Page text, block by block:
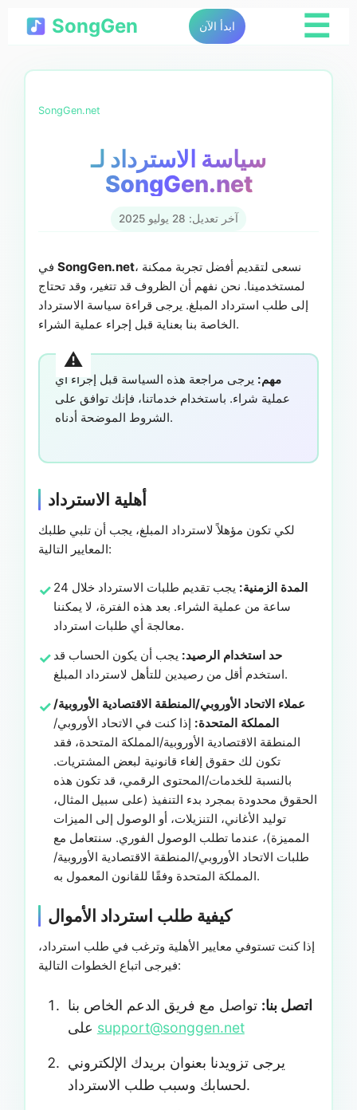
SongGen ابدأ الآن ☰
SongGen.net
سياسة الاسترداد لـ
SongGen.net
آخر تعديل: 28 يوليو 2025
SongGen.net، نسعى لتقديم أفضل تجربة ممكنة
لمستخدمينا. نحن نفهم أن الظروف قد تتغير، وقد تحتاج
إلى طلب استرداد المبلغ. يرجى قراءة سياسة الاسترداد
الخاصة بنا بعناية قبل إجراء عملية الشراء.
مهم: يرجى مراجعة هذه السياسة قبل إجراء أي
عملية شراء. باستخدام خدماتنا، فإنك توافق على
الشروط الموضحة أدناه.
أهلية الاسترداد
لكي تكون مؤهلاً لاسترداد المبلغ، يجب أن تلبي طلبك
المعايير التالية:
المدة الزمنية:
يجب تقديم طلبات الاسترداد خلال 24
ساعة من عملية الشراء. بعد هذه الفترة، لا يمكننا
معالجة أي طلبات استرداد.
حد استخدام الرصيد: يجب أن يكون الحساب قد
استخدم أقل من رصيدين للتأهل لاسترداد المبلغ.
عملاء الاتحاد الأوروبي/المنطقة الاقتصادية الأوروبية/
المملكة المتحدة: إذا كنت في الاتحاد الأوروبي/
المنطقة الاقتصادية الأوروبية/المملكة المتحدة، فقد
تكون لك حقوق إلغاء قانونية لبعض المشتريات.
بالنسبة للخدمات/المحتوى الرقمي، قد تكون هذه
الحقوق محدودة بمجرد بدء التنفيذ (على سبيل المثال،
توليد الأغاني، التنزيلات، أو الوصول إلى الميزات
المميزة)، عندما تطلب الوصول الفوري. سنتعامل مع
طلبات الاتحاد الأوروبي/المنطقة الاقتصادية الأوروبية/
المملكة المتحدة وفقًا للقانون المعمول به.
كيفية طلب استرداد الأموال
إذا كنت تستوفي معايير الأهلية وترغب في طلب استرداد،
فيرجى اتباع الخطوات التالية:
اتصل بنا: تواصل مع فريق الدعم الخاص بنا
support@songgen.net
يرجى تزويدنا بعنوان بريدك الإلكتروني
لحسابك وسبب طلب الاسترداد.